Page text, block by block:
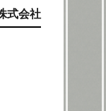
式会社